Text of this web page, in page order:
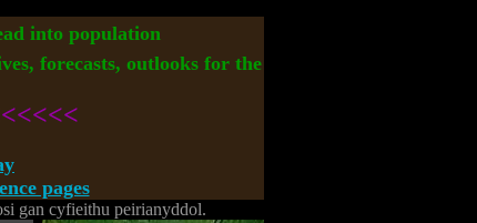
into population
forecasts, outlooks for the
pages
gan cyfieithu peirianyddol.